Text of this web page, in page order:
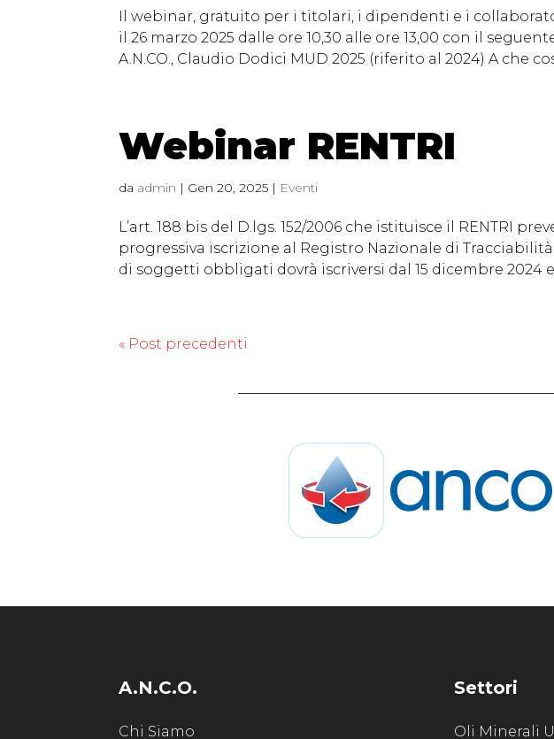
Il webinar, gratuito per i titolari, i dipendenti e i
il 26 marzo 2025 dalle ore 10,30 alle ore 13,00 con il
A.N.CO., Claudio Dodici MUD 2025 (riferito al 2024) A che
Webinar RENTRI
da admin | Gen 20, 2025 | Eventi
L’art. 188 bis del D.lgs. 152/2006 che istituisce il RENTRI
progressiva iscrizione al Registro Nazionale di
di soggetti obbligati dovrà iscriversi dal 15 dicembre 2024
« Post precedenti
A.N.C.O.
Chi Siamo
Settori
Oli Minerali